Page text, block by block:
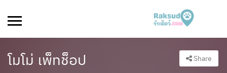
โมโม่ เพ็ทช็อป Share